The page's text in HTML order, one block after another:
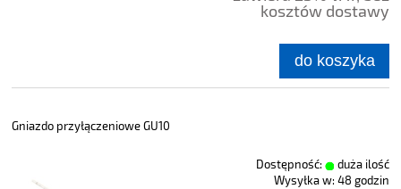
kosztów dostawy
do koszyka
Gniazdo przyłączeniowe GU10
Dostępność:
duża ilość
Wysyłka w: 48 godzin